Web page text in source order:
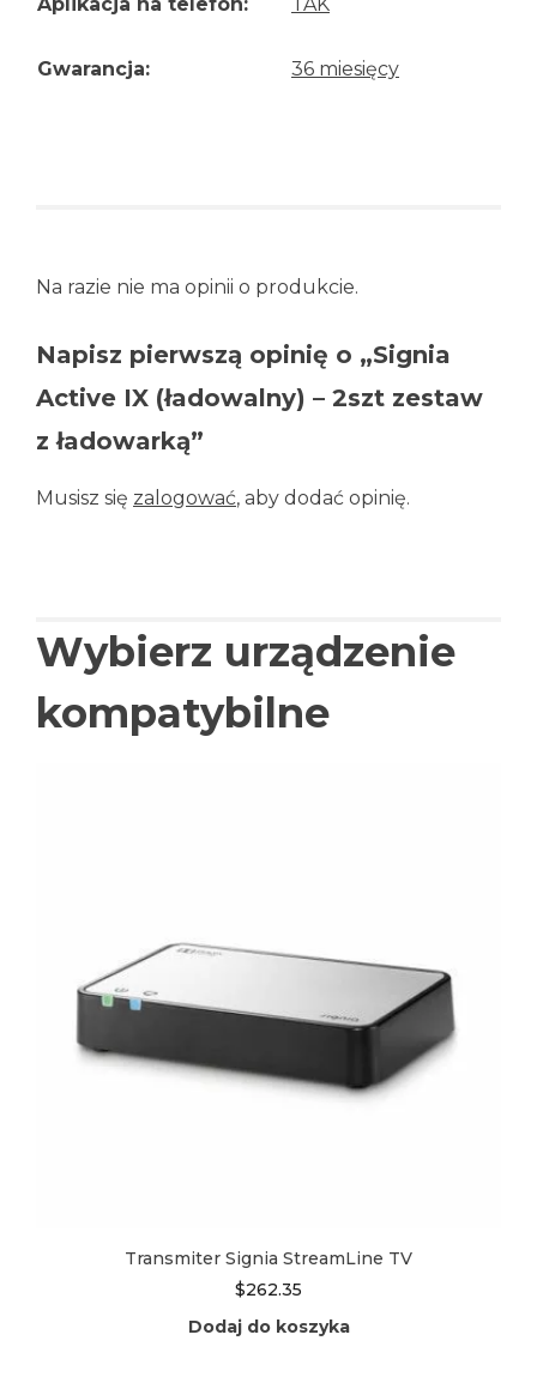
Gwarancja: 36 miesięcy
Na razie nie ma opinii o produkcie.
Napisz pierwszą opinię o „Signia
Active IX (ładowalny) – 2szt zestaw
z ładowarką”
Musisz się zalogować, aby dodać opinię.
Wybierz urządzenie
kompatybilne
Transmiter Signia StreamLine TV
$262.35
Dodaj do koszyka